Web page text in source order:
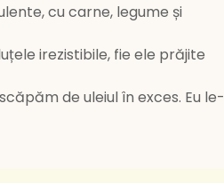
cu carne, legume și
irezistibile, fie ele prăjite
de uleiul în exces. Eu le-